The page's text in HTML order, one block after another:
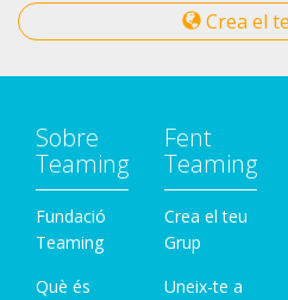
Crea el
Sobre
Teaming
Fundació
Teaming
Què és
Fent
Teaming
Crea el teu
Grup
Uneix-te a